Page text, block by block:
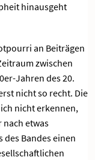
hinausgeht
an Beiträgen
zwischen
Jahren des 20.
nicht so recht. Die
nicht erkennen,
etwas
des Bandes einen